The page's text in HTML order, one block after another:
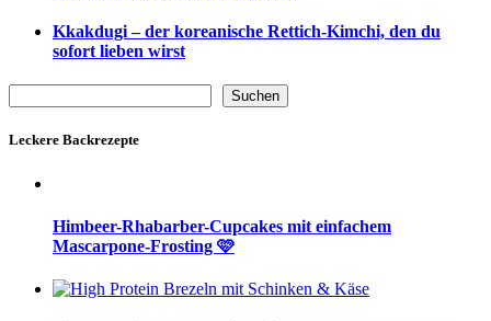
Kkakdugi – der koreanische Rettich-Kimchi, den du
sofort lieben wirst
Suchen
Leckere Backrezepte
Himbeer-Rhabarber-Cupcakes mit einfachem
Mascarpone-Frosting 🩷